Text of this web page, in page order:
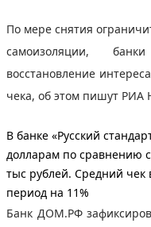
По мере снятия
самоизоляции,
восстановление
чека, об этом пишут РИА
В банке «Русский
долларам по сравнению
тыс рублей. Средний чек
период на 11%
Банк ДОМ.РФ